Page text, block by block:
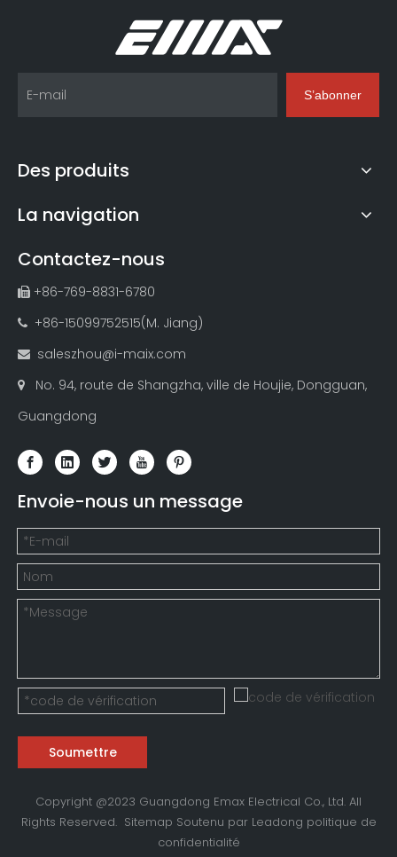
S’abonner
Des produits
La navigation
Contactez-nous
 +86-769-8831-6780
 +86-15099752515(M. Jiang)
 saleszhou@i-maix.com

No. 94, route de Shangzha, ville de Houjie, Dongguan,
Guangdong
Envoie-nous un message
Soumettre
Copyright @2023 Guangdong Emax Electrical Co., Ltd. All
Rights Reserved. Sitemap Soutenu par Leadong politique de
confidentialité